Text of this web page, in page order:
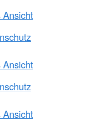
Ansicht
Ansicht
Ansicht